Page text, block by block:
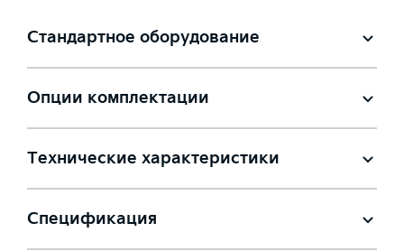
Стандартное оборудование
Опции комплектации
Технические характеристики
Спецификация